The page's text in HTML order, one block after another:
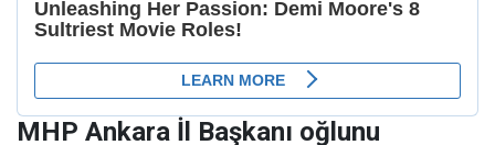
MHP Ankara İl Başkanı oğlunu